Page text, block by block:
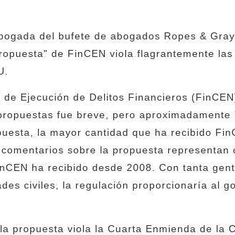
del bufete de abogados Ropes &
de FinCEN viola flagrantemente
Ejecución de Delitos Financieros
fue breve, pero aproximadamente
la mayor cantidad que ha recibido
sobre la propuesta
ha recibido desde 2008. Con tanta
civiles, la regulación proporcionaría al
propuesta viola la Cuarta Enmienda de la